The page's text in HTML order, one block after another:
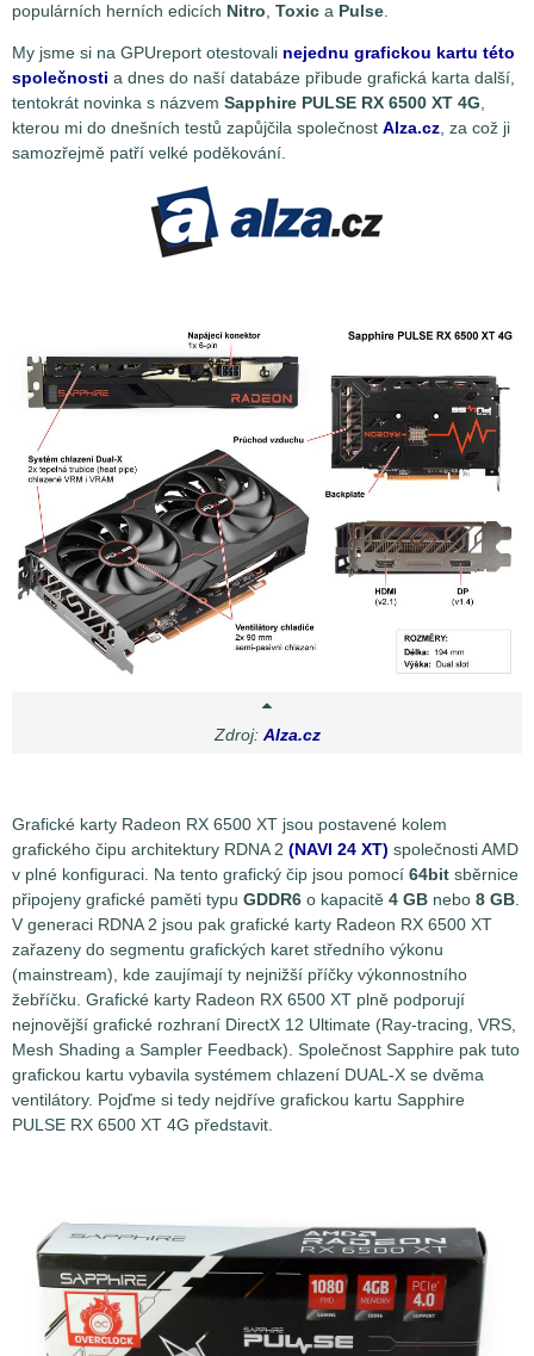
populárních herních edicích Nitro, Toxic a Pulse.
My jsme si na GPUreport otestovali nejednu grafickou kartu této
společnosti a dnes do naší databáze přibude grafická karta další,
tentokrát novinka s názvem Sapphire PULSE RX 6500 XT 4G,
kterou mi do dnešních testů zapůjčila společnost Alza.cz, za což ji
samozřejmě patří velké poděkování.
Zdroj: Alza.cz
Grafické karty Radeon RX 6500 XT jsou postavené kolem
grafického čipu architektury RDNA 2 (NAVI 24 XT) společnosti AMD
v plné konfiguraci. Na tento grafický čip jsou pomocí 64bit sběrnice
připojeny grafické paměti typu GDDR6 o kapacitě 4 GB nebo 8 GB
V generaci RDNA 2 jsou pak grafické karty Radeon RX 6500 XT
zařazeny do segmentu grafických karet středního výkonu
(mainstream), kde zaujímají ty nejnižší příčky výkonnostního
žebříčku. Grafické karty Radeon RX 6500 XT plně podporují
nejnovější grafické rozhraní DirectX 12 Ultimate (Ray-tracing, VRS,
Mesh Shading a Sampler Feedback). Společnost Sapphire pak tuto
grafickou kartu vybavila systémem chlazení DUAL-X se dvěma
ventilátory. Pojďme si tedy nejdříve grafickou kartu Sapphire
PULSE RX 6500 XT 4G představit.